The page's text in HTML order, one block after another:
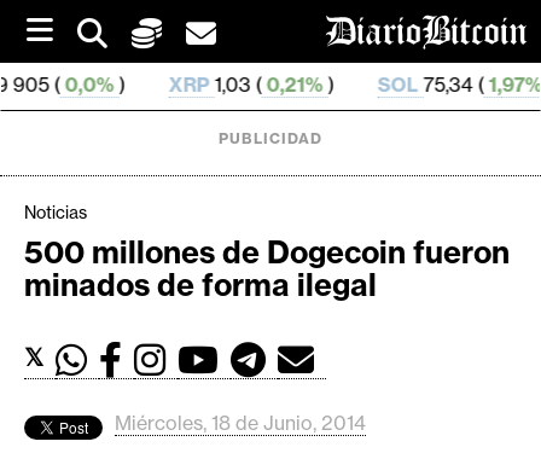
i
p
t
o
) XRP1,03 ( 0,21%) SOL75,34 ( 1,97%) TRX
C
r
p
o
PUBLICIDAD
Noticias
500 millones de Dogecoin fueron
minados de forma ilegal
𝕏
Miércoles, 18 de Junio, 2014